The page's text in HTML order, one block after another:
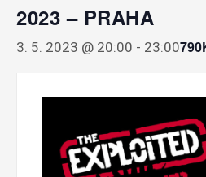
2023 – PRAHA
3. 5. 2023 @ 20:00 - 23:00